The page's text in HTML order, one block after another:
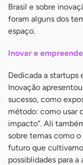
Brasil e sobre
foram alguns dos
espaço.
Inovar e
Dedicada a startups
Inovação
sucesso, como
método: como usar
impacto”. Ali
sobre temas como
futuro que
possiblidades para a